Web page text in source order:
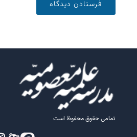
تمامی حقوق محفوظ است